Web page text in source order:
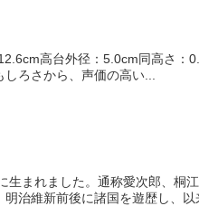
高台外径：5.0cm同高さ
ろさから、声価の高い...
まれました。通称愛次郎、桐
治維新前後に諸国を遊歴し、以